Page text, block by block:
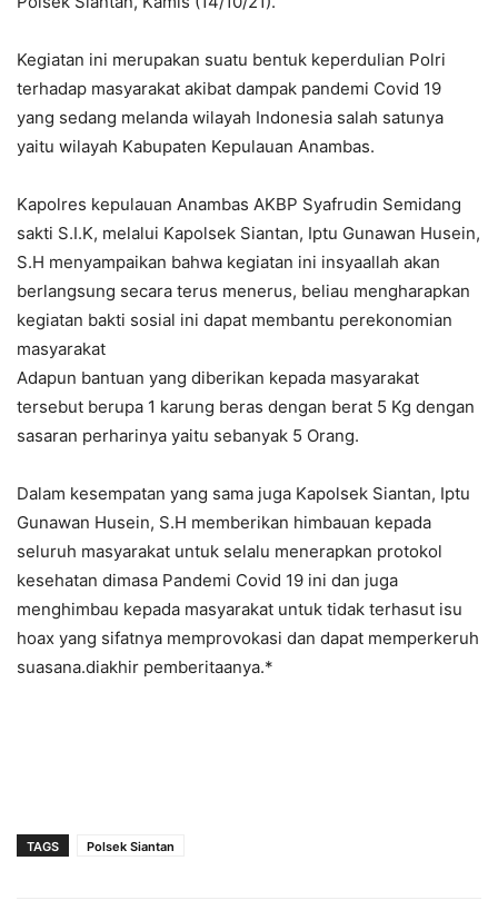
Kegiatan ini merupakan suatu bentuk keperdulian Polri
terhadap masyarakat akibat dampak pandemi Covid 19
yang sedang melanda wilayah Indonesia salah satunya
yaitu wilayah Kabupaten Kepulauan Anambas.
Kapolres kepulauan Anambas AKBP Syafrudin Semidang
sakti S.I.K, melalui Kapolsek Siantan, Iptu Gunawan Husein,
S.H menyampaikan bahwa kegiatan ini insyaallah akan
berlangsung secara terus menerus, beliau mengharapkan
kegiatan bakti sosial ini dapat membantu perekonomian
masyarakat
Adapun bantuan yang diberikan kepada masyarakat
tersebut berupa 1 karung beras dengan berat 5 Kg dengan
sasaran perharinya yaitu sebanyak 5 Orang.
Dalam kesempatan yang sama juga Kapolsek Siantan, Iptu
Gunawan Husein, S.H memberikan himbauan kepada
seluruh masyarakat untuk selalu menerapkan protokol
kesehatan dimasa Pandemi Covid 19 ini dan juga
menghimbau kepada masyarakat untuk tidak terhasut isu
hoax yang sifatnya memprovokasi dan dapat memperkeruh
suasana.diakhir pemberitaanya.*
TAGS Polsek Siantan